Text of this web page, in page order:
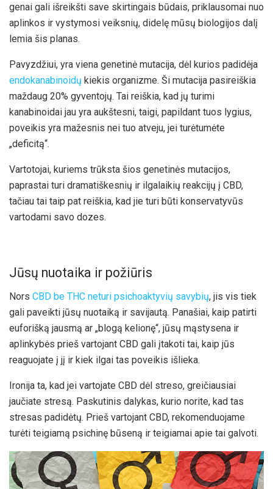
genai gali išreikšti save skirtingais būdais, priklausomai nuo
aplinkos ir vystymosi veiksnių, didelę mūsų biologijos dalį
lemia šis planas.
Pavyzdžiui, yra viena genetinė mutacija, dėl kurios padidėja
endokanabinoidų kiekis organizme. Ši mutacija pasireiškia
maždaug 20% ​​gyventojų. Tai reiškia, kad jų turimi
kanabinoidai jau yra aukštesni, taigi, papildant tuos lygius,
poveikis yra mažesnis nei tuo atveju, jei turėtumėte
„deficitą“.
Vartotojai, kuriems trūksta šios genetinės mutacijos,
paprastai turi dramatiškesnių ir ilgalaikių reakcijų į CBD,
tačiau tai taip pat reiškia, kad jie turi būti konservatyvūs
vartodami savo dozes.
Jūsų nuotaika ir požiūris
Nors CBD be THC neturi psichoaktyvių savybių, jis vis tiek
gali paveikti jūsų nuotaiką ir savijautą. Panašiai, kaip patirti
euforišką jausmą ar „blogą kelionę“, jūsų mąstysena ir
aplinkybės prieš vartojant CBD gali įtakoti tai, kaip jūs
reaguojate į jį ir kiek ilgai tas poveikis išlieka.
Ironija ta, kad jei vartojate CBD dėl streso, greičiausiai
jaučiate stresą. Paskutinis dalykas, kurio norite, kad tas
stresas padidėtų. Prieš vartojant CBD, rekomenduojame
turėti teigiamą psichinę būseną ir teigiamai apie tai galvoti.